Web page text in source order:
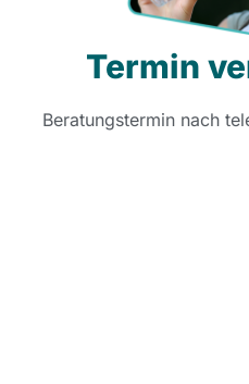
Termin
Beratungstermin nach